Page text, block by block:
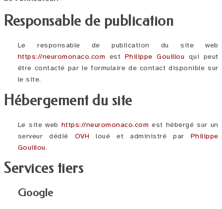
Responsable de publication
Le responsable de publication du site web
https://neuromonaco.com est Philippe Gouillou qui peut
être contacté par le formulaire de contact disponible sur
le site.
Hébergement du site
Le site web https://neuromonaco.com est hébergé sur un
serveur dédié OVH loué et administré par Philippe
Gouillou.
Services tiers
Google